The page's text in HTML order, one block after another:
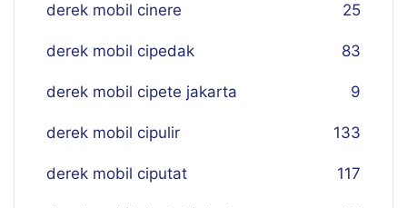
derek mobil cinere 25
derek mobil cipedak 83
derek mobil cipete jakarta 9
derek mobil cipulir 133
derek mobil ciputat 117